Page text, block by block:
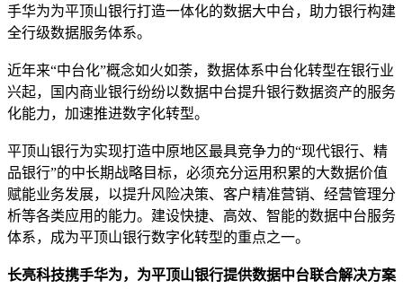
手华为为平顶山银行打造一体化的数据大中台，助力银行构建
全行级数据服务体系。
近年来“中台化”概念如火如荼，数据体系中台化转型在银行业
兴起，国内商业银行纷纷以数据中台提升银行数据资产的服务
化能力，加速推进数字化转型。
平顶山银行为实现打造中原地区最具竞争力的“现代银行、精
品银行”的中长期战略目标，必须充分运用积累的大数据价值
赋能业务发展，以提升风险决策、客户精准营销、经营管理分
析等各类应用的能力。建设快捷、高效、智能的数据中台服务
体系，成为平顶山银行数字化转型的重点之一。
长亮科技携手华为，为平顶山银行提供数据中台联合解决方案